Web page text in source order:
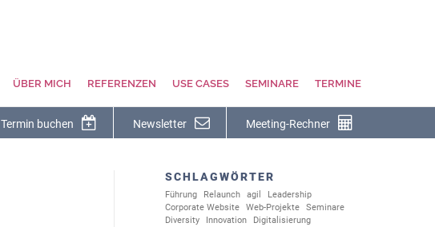
ÜBER MICH REFERENZEN USE CASES SEMINARE TERMINE
Termin buchen Newsletter Meeting-Rechner
SCHLAGWÖRTER
Führung Relaunch agil
Leadership
Corporate Website
Web-Projekte
Seminare
Diversity
Innovation
Digitalisierung